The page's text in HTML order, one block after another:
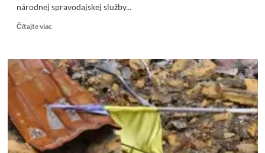
národnej spravodajskej služby...
Čítajte viacRead
Lož
a
propaganda,
ktorú
Reuters
šíri
v
záujme
„vojnových